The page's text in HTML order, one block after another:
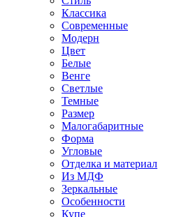
Классика
Современные
Модерн
Цвет
Белые
Венге
Светлые
Темные
Размер
Малогабаритные
Форма
Угловые
Отделка и материал
Из МДФ
Зеркальные
Особенности
Купе